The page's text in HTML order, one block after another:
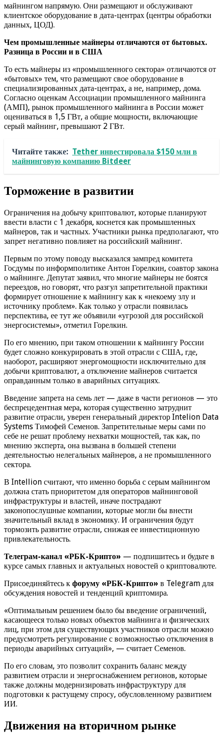
майнингом напрямую. Они размещают и обслуживают
клиентское оборудование в дата-центрах (центры обработки
данных, ЦОД).
Чем промышленные майнеры отличаются от бытовых.
Разница в России и в США
То есть майнеры из «промышленного сектора» отличаются от
«бытовых» тем, что размещают свое оборудование в
специализированных дата-центрах, а не, например, дома.
Согласно оценкам Ассоциации промышленного майнинга
(АМП), рынок промышленного майнинга в России может
оцениваться в 1,5 ГВт, а общие мощности, включающие
серый майнинг, превышают 2 ГВт.
Читайте также: Tether инвестировала $150 млн в
майнинговую компанию Bitdeer
Торможение в развитии
Ограничения на добычу криптовалют, которые планируют
ввести власти с 1 декабря, коснется как промышленных
майнеров, так и частных. Участники рынка предполагают, что
запрет негативно повлияет на российский майнинг.
Первым по этому поводу высказался зампред комитета
Госдумы по информполитике Антон Горелкин, соавтор закона
о майнинге. Депутат заявил, что многие майнеры не боятся
переездов, но говорят, что разгул запретительной практики
формирует отношение к майнингу как к «некоему злу и
источнику проблем». Как только у отрасли появилась
перспектива, ее тут же объявили «угрозой для российской
энергосистемы», отметил Горелкин.
По его мнению, при таком отношении к майнингу России
будет сложно конкурировать в этой отрасли с США, где,
наоборот, расширяют энергомощности исключительно для
добычи криптовалют, а отключение майнеров считается
оправданным только в аварийных ситуациях.
Введение запрета на семь лет — даже в части регионов — это
беспрецедентная мера, которая существенно затруднит
развитие отрасли, уверен генеральный директор Intelion Data
Systems Тимофей Семенов. Запретительные меры сами по
себе не решат проблему нехватки мощностей, так как, по
мнению эксперта, она вызвана в большей степени
деятельностью нелегальных майнеров, а не промышленного
сектора.
В Intellion считают, что именно борьба с серым майнингом
должна стать приоритетом для операторов майнинговой
инфраструктуры и властей, иначе пострадают
законопослушные компании, которые могли бы внести
значительный вклад в экономику. И ограничения будут
тормозить развитие отрасли, снижая ее инвестиционную
привлекательность.
Телеграм-канал «РБК-Крипто» — подпишитесь и будьте в
курсе самых главных и актуальных новостей о криптовалюте.
Присоединяйтесь к форуму «РБК-Крипто» в Telegram для
обсуждения новостей и тенденций криптомира.
«Оптимальным решением было бы введение ограничений,
касающееся только новых объектов майнинга и физических
лиц, при этом для существующих участников отрасли можно
предусмотреть регулирование с возможностью отключения в
периоды аварийных ситуаций», — считает Семенов.
По его словам, это позволит сохранить баланс между
развитием отрасли и энергоснабжением регионов, которые
также должны модернизировать инфраструктуру для
подготовки к растущему спросу, обусловленному развитием
ИИ.
Движения на вторичном рынке